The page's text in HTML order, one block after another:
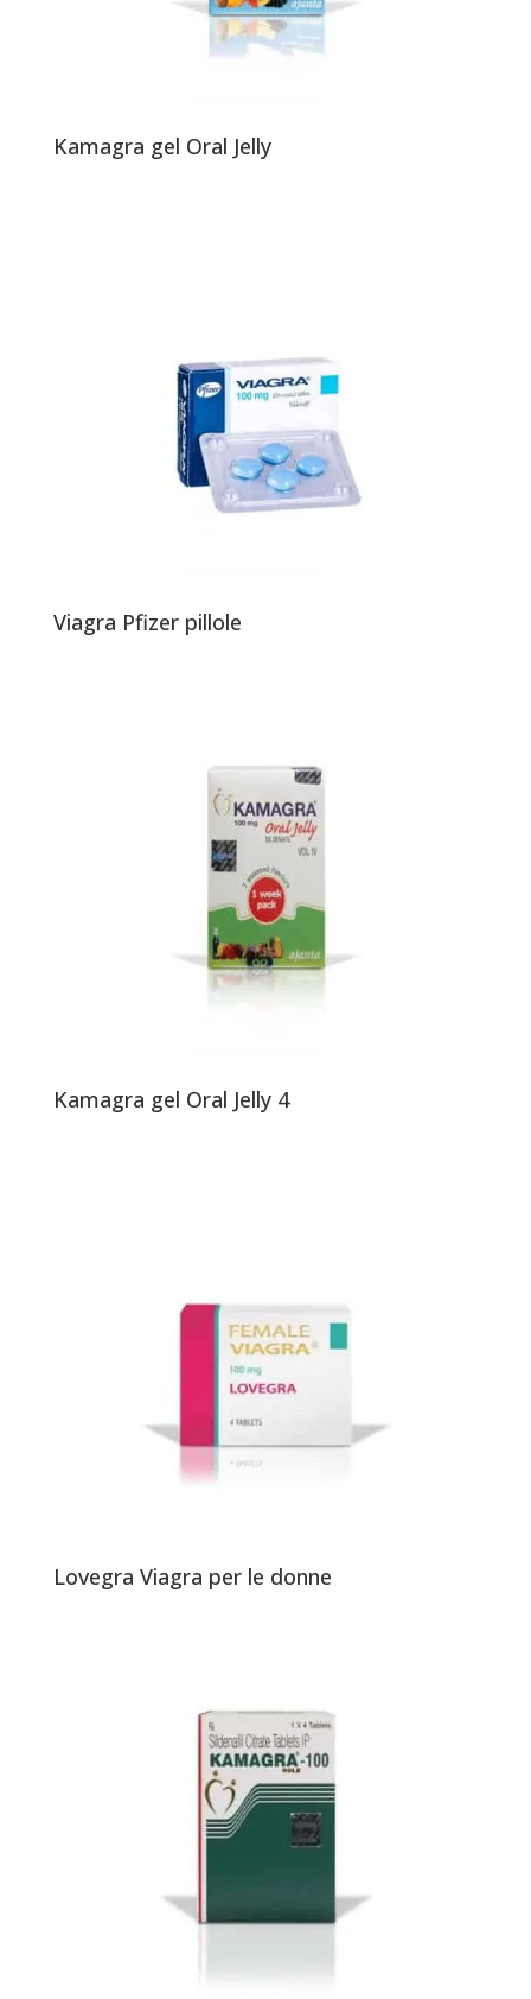
Kamagra gel Oral Jelly
Viagra Pfizer pillole
Kamagra gel Oral Jelly 4
Lovegra Viagra per le donne